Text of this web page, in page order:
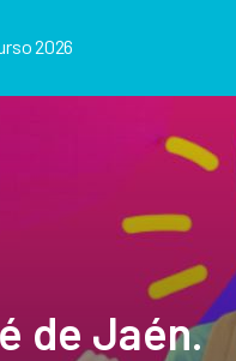
2026
de Jaén.